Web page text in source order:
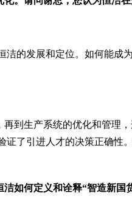
的发展和定位。如何能成
到生产系统的优化和管理
了引进人才的决策正确性
如何定义和诠释“智造新国